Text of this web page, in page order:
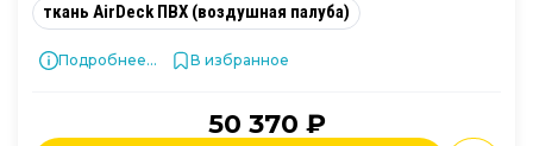
ткань AirDeck ПВХ (воздушная палуба)
Подробнее... В избранное
50 370 ₽